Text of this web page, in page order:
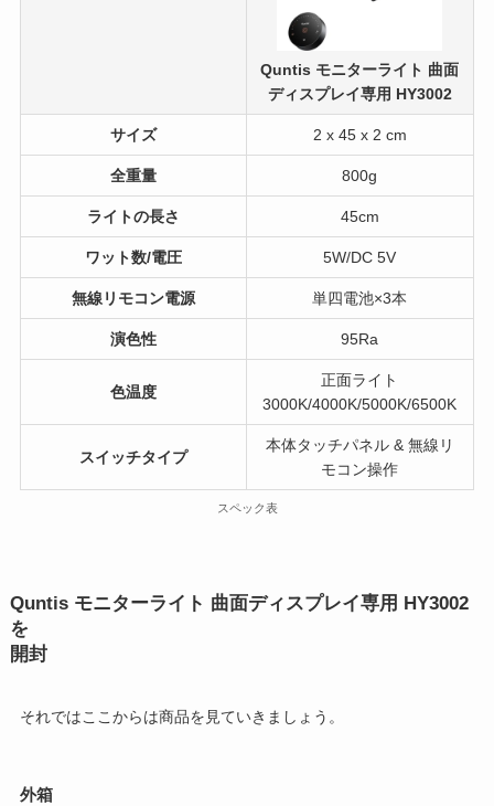
Quntis モニターライト 曲面
ディスプレイ専用 HY3002
サイズ 2 x 45 x 2 cm
全重量 800g
ライトの長さ 45cm
ワット数/電圧 5W/DC 5V
無線リモコン電源 単四電池×3本
演色性 95Ra
色温度
正面ライト
3000K/4000K/5000K/6500K
スイッチタイプ
本体タッチパネル & 無線リ
モコン操作
スペック表
Quntis モニターライト 曲面ディスプレイ専用 HY3002
を
開封
それではここからは商品を見ていきましょう。
外箱